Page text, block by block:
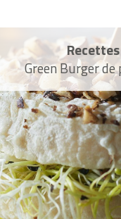
Recettes
Green Burger de